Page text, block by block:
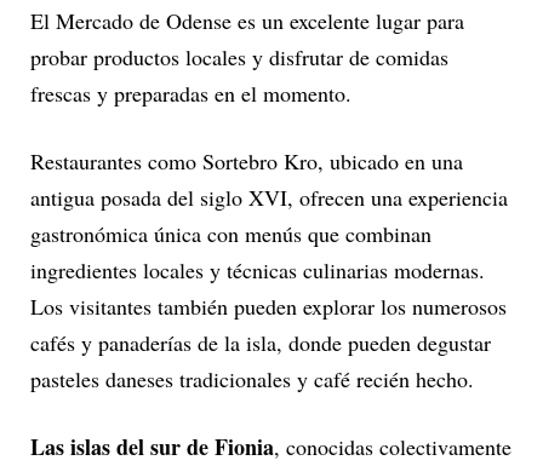
El Mercado de Odense es un excelente lugar para
probar productos locales y disfrutar de comidas
frescas y preparadas en el momento.
Restaurantes como Sortebro Kro, ubicado en una
antigua posada del siglo XVI, ofrecen una experiencia
gastronómica única con menús que combinan
ingredientes locales y técnicas culinarias modernas.
Los visitantes también pueden explorar los numerosos
cafés y panaderías de la isla, donde pueden degustar
pasteles daneses tradicionales y café recién hecho.
Las islas del sur de Fionia, conocidas colectivamente